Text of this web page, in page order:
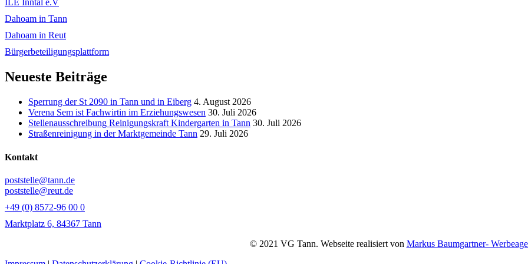
ILE Inntal e.V
Dahoam in Tann
Dahoam in Reut
Bürgerbeteiligungsplattform
Neueste Beiträge
Sperrung der St 2090 in Tann und in Eiberg 4. August 2026
Verena Sem ist Fachwirtin im Erziehungswesen 30. Juli 2026
Stellenausschreibung Reinigungskraft Kindergarten in Tann 30. Juli 2026
Straßenreinigung in der Marktgemeinde Tann 29. Juli 2026
Kontakt
poststelle@tann.de
poststelle@reut.de
+49 (0) 8572-96 00 0
Marktplatz 6, 84367 Tann
© 2021 VG Tann. Webseite realisiert von Markus Baumgartner-